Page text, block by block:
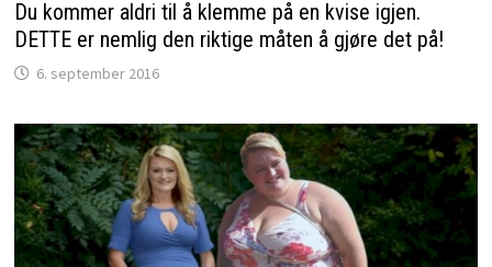
Du kommer aldri til å klemme på en kvise igjen.
DETTE er nemlig den riktige måten å gjøre det på!
6. september 2016